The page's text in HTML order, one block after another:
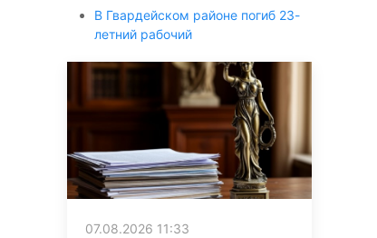
В Гвардейском районе погиб 23-
летний рабочий
07.08.2026 11:33